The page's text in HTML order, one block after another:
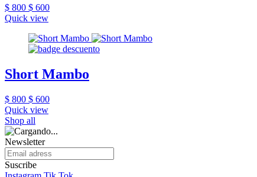
$ 800 $ 600
Quick view
Short Mambo
$ 800 $ 600
Quick view
Shop all
Newsletter
Suscribe